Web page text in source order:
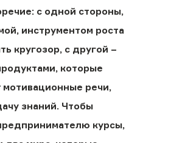
с одной стороны,
инструментом роста
кругозор, с другой –
которые
речи,
знаний. Чтобы
курсы,